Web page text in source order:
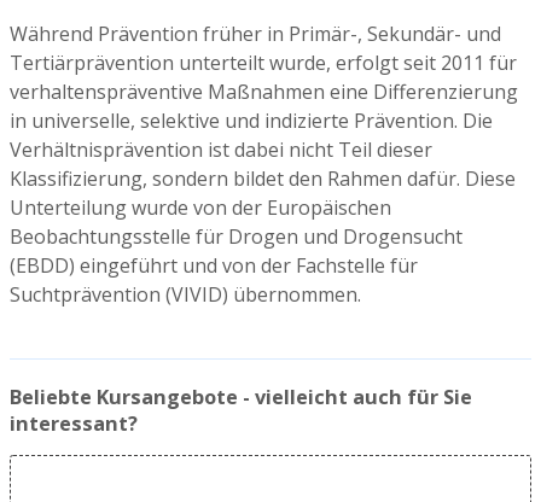
Während Prävention früher in Primär-, Sekundär- und
Tertiärprävention unterteilt wurde, erfolgt seit 2011 für
verhaltenspräventive Maßnahmen eine Differenzierung
in universelle, selektive und indizierte Prävention. Die
Verhältnisprävention ist dabei nicht Teil dieser
Klassifizierung, sondern bildet den Rahmen dafür. Diese
Unterteilung wurde von der Europäischen
Beobachtungsstelle für Drogen und Drogensucht
(EBDD) eingeführt und von der Fachstelle für
Suchtprävention (VIVID) übernommen.
Beliebte Kursangebote - vielleicht auch für Sie
interessant?